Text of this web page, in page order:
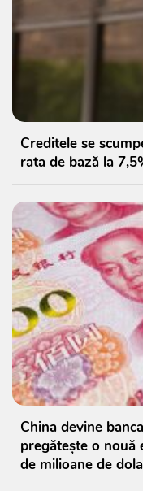
Creditele se
rata de bază la
China devine
pregătește o nouă
de milioane de